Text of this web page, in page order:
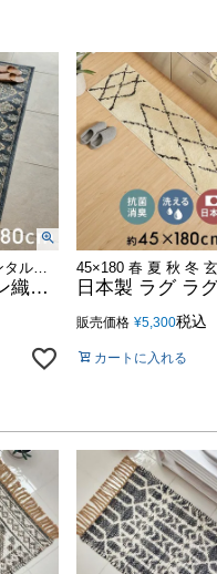
高密度ウィルトン織りだから丈夫で高級感のあるオリエンタル柄キッチンマットAmira アミーラ 50x180 [eg84358]
販売価格 ¥5,300税込
カートに入れる